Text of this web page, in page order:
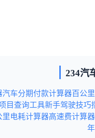
234汽
汽车分期付款计算器百公
目查询工具新手驾驶技巧
里电耗计算器高速费计算器